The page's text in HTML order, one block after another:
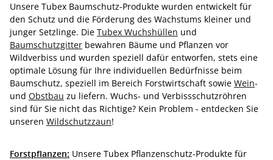
Unsere Tubex Baumschutz-Produkte wurden entwickelt für
den Schutz und die Förderung des Wachstums kleiner und
junger Setzlinge. Die Tubex Wuchshüllen und
Baumschutzgitter bewahren Bäume und Pflanzen vor
Wildverbiss und wurden speziell dafür entworfen, stets eine
optimale Lösung für Ihre individuellen Bedürfnisse beim
Baumschutz, speziell im Bereich Forstwirtschaft sowie Wein-
und Obstbau zu liefern. Wuchs- und Verbissschutzröhren
sind für Sie nicht das Richtige? Kein Problem - entdecken Sie
unseren Wildschutzzaun!
Forstpflanzen: Unsere Tubex Pflanzenschutz-Produkte für